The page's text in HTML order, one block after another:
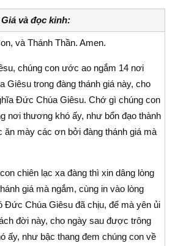
và đọc kinh:
và Thánh Thần. Amen.
chúng con ước ao ngắm 14 nơi
trong đàng thánh giá này, cho
Đức Chúa Giêsu. Chớ gì chúng con
nơi thương khó ấy, như bổn đạo thành
mày các ơn bởi đàng thánh giá mà
chiên lạc xa đàng thì xin dâng lòng
giá mà ngắm, cùng in vào lòng
Đức Chúa Giêsu đã chịu, để mà yên ủi
đời này, cho ngày sau được trông
ấy, như bậc thang đem chúng con về